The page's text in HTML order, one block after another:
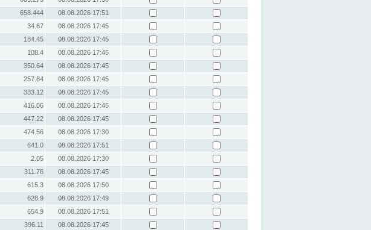
658.444
08.08.2026 17:51
34.67
08.08.2026 17:45
184.45
08.08.2026 17:45
108.4
08.08.2026 17:45
350.64
08.08.2026 17:45
257.84
08.08.2026 17:45
333.12
08.08.2026 17:45
416.06
08.08.2026 17:45
447.22
08.08.2026 17:45
474.56
08.08.2026 17:30
641.0
08.08.2026 17:51
2.05
08.08.2026 17:30
311.76
08.08.2026 17:45
615.3
08.08.2026 17:50
628.9
08.08.2026 17:49
654.9
08.08.2026 17:51
396.11 08.08.2026 17:45